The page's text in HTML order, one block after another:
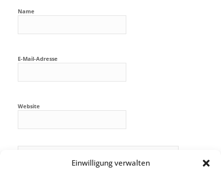
Einwilligung verwalten
Name
E-Mail-Adresse
Website